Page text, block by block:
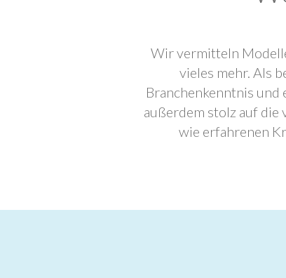
Wir vermitteln
vieles mehr. Als
Branchenkenntnis
außerdem stolz auf die
wie erfahrenen